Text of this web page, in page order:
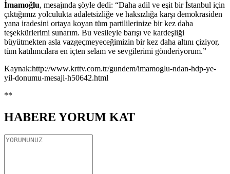
İmamoğlu, mesajında şöyle dedi: “Daha adil ve eşit bir İstanbul için
çıktığımız yolculukta adaletsizliğe ve haksızlığa karşı demokrasiden
yana iradesini ortaya koyan tüm partililerinize bir kez daha
teşekkürlerimi sunarım. Bu vesileyle barışı ve kardeşliği
büyütmekten asla vazgeçmeyeceğimizin bir kez daha altını çiziyor,
tüm katılımcılara en içten selam ve sevgilerimi gönderiyorum.”
Kaynak:http://www.krttv.com.tr/gundem/imamoglu-ndan-hdp-ye-
yil-donumu-mesaji-h50642.html
**
HABERE YORUM KAT